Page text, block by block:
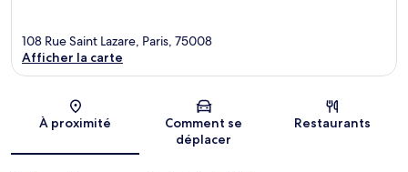
Carte
108 Rue Saint Lazare, Paris, 75008
Afficher la carte
À proximité
Comment se
déplacer
Restaurants